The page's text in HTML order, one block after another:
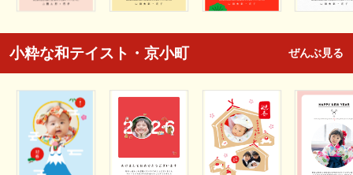
小粋な和テイスト・京小町 ぜんぶ見る